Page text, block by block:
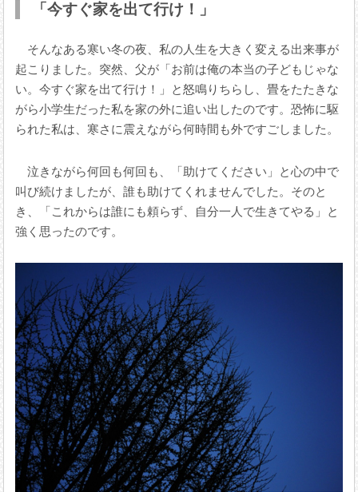
「今すぐ家を出て行け！」
そんなある寒い冬の夜、私の人生を大きく変える出来事が
起こりました。突然、父が「お前は俺の本当の子どもじゃな
い。今すぐ家を出て行け！」と怒鳴りちらし、畳をたたきな
がら小学生だった私を家の外に追い出したのです。恐怖に駆
られた私は、寒さに震えながら何時間も外ですごしました。
泣きながら何回も何回も、「助けてください」と心の中で
叫び続けましたが、誰も助けてくれませんでした。そのと
き、「これからは誰にも頼らず、自分一人で生きてやる」と
強く思ったのです。